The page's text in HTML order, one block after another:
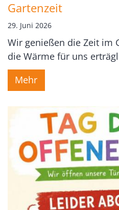
Gartenzeit
29. Juni 2026
Wir genießen die Zeit im
die Wärme für uns
Mehr